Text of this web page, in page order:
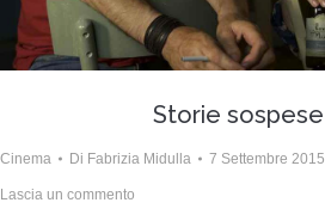
Storie sospese
Cinema Di Fabrizia Midulla 7 Settembre 2015
Lascia un commento